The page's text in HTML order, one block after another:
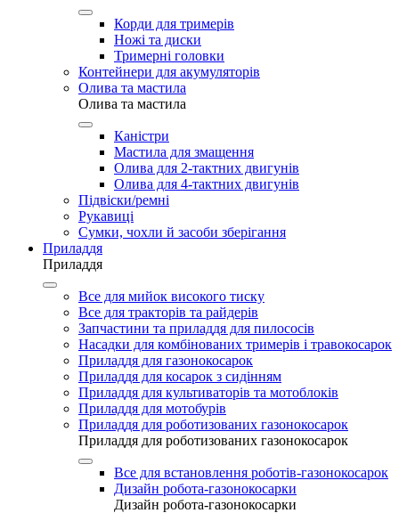
Корди для тримерів
Ножі та диски
Тримерні головки
Контейнери для акумуляторів
Олива та мастила
Олива та мастила
Каністри
Мастила для змащення
Олива для 2-тактних двигунів
Олива для 4-тактних двигунів
Підвіски/ремні
Рукавиці
Сумки, чохли й засоби зберігання
Приладдя
Приладдя
Все для мийок високого тиску
Все для тракторів та райдерів
Запчастини та приладдя для пилососів
Насадки для комбінованих тримерів і травокосарок
Приладдя для газонокосарок
Приладдя для косарок з сидінням
Приладдя для культиваторів та мотоблоків
Приладдя для мотобурів
Приладдя для роботизованих газонокосарок
Приладдя для роботизованих газонокосарок
Все для встановлення роботів-газонокосарок
Дизайн робота-газонокосарки
Дизайн робота-газонокосарки